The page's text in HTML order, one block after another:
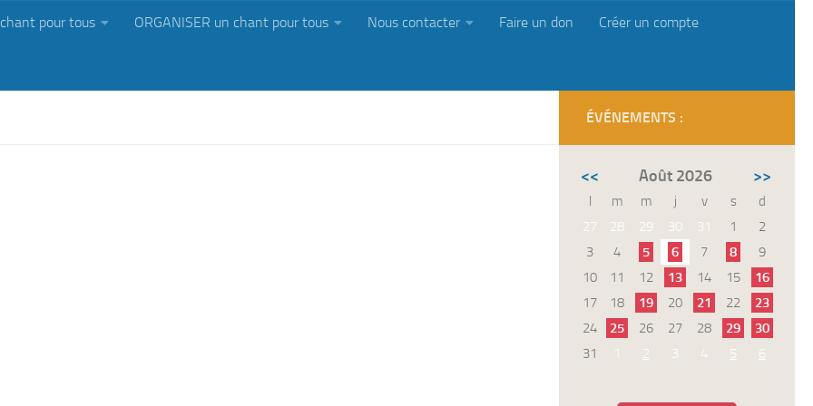
pour tous ORGANISER un chant pour tous Nous contacter Faire un don Créer un compte
ÉVÉNEMENTS :
<< Août 2026 >>
l m m j v s
d
27
28 29 30 31 1
2
3
4 5 6 7 8
9
10
11 12 13 14 15
16
17
18 19 20 21 22
23
24
25 26 27 28 29
30
31
1 2 3 4 5 6